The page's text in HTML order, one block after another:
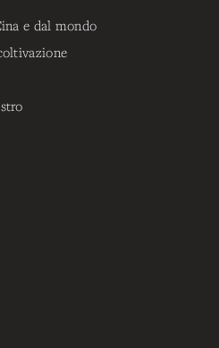
e dal mondo